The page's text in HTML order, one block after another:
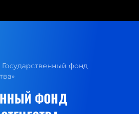
Государственный фонд
ФОНД